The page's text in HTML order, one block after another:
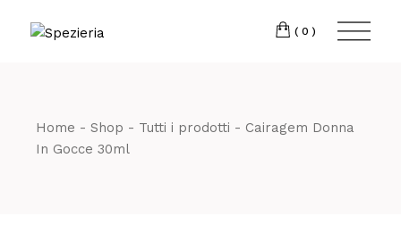
(0)
Home Shop Tutti i prodotti
Cairagem Donna
In Gocce 30ml
Telefono